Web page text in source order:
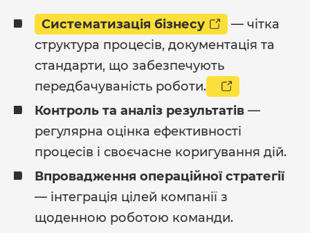
Систематизація бізнесу
— чітка
структура процесів, документація та
стандарти, що забезпечують
передбачуваність роботи.
Контроль та аналіз результатів —
регулярна оцінка ефективності
процесів і своєчасне коригування дій.
Впровадження операційної стратегії
— інтеграція цілей компанії з
щоденною роботою команди.